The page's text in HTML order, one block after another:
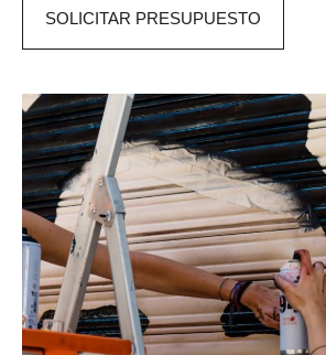
SOLICITAR PRESUPUESTO